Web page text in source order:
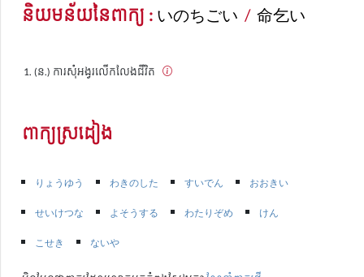
និយមន័យនៃពាក្យ :いのちごい / 命乞い
(ន.) ការសុំអង្វរលើកលែងជីវិត
ពាក្យស្រដៀង
りょうゆう わきのした すいでん
おおきい
せいけつな
よそうする わたりぞめ
けん
こせき
ないや